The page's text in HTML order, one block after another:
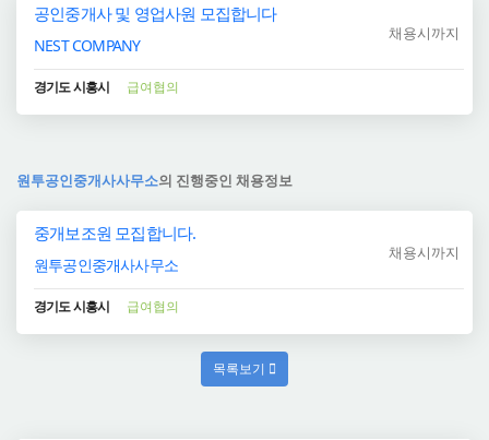
공인중개사 및 영업사원 모집합니다
NEST COMPANY
채용시까지
경기도 시흥시 급여협의
원투공인중개사사무소의 진행중인 채용정보
중개보조원 모집합니다.
원투공인중개사사무소
채용시까지
경기도 시흥시 급여협의
목록보기